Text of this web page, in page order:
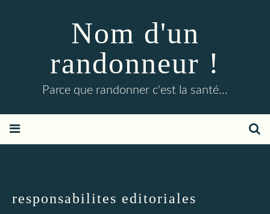
Nom d'un
randonneur !
Parce que randonner c'est la santé...
responsabilites editoriales